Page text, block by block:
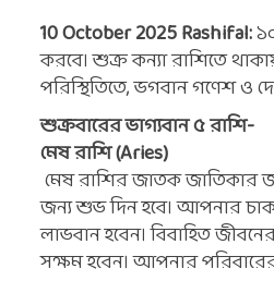
10 October 2025 Rashifal:
করবে। শুক্র কন্যা রাশিতে
পরিস্থিতিতে, ভগবান গণেশ ও
শুক্রবারের ভাগ্যবান ৫ রাশি-
মেষ রাশি (Aries)
মেষ রাশির জাতক জাতিকার
জন্য শুভ দিন হবে। আপনার
লাভবান হবেন। বিবাহিত
সক্ষম হবেন। আপনার